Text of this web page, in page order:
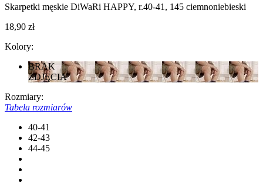
Skarpetki męskie DiWaRi HAPPY, r.40-41, 145 ciemnoniebieski
18,90 zł
Kolory:
BRAK
ZDJĘCIA
Rozmiary:
Tabela rozmiarów
40-41
42-43
44-45